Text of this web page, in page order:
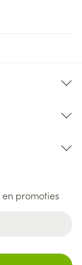
pagina
promoties